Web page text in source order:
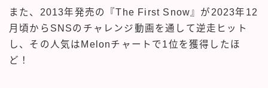
また、2013年発売の『The First Snow』が2023年12
月頃からSNSのチャレンジ動画を通して逆走ヒット
し、その人気はMelonチャートで1位を獲得したほ
ど！